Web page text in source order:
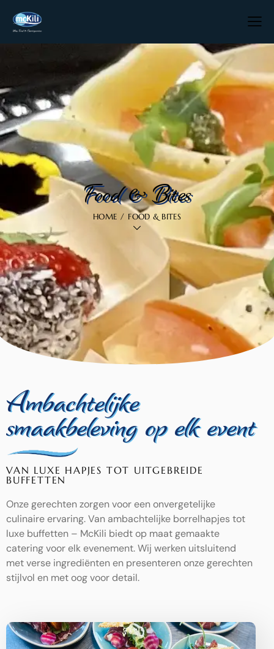
Food & Bites
HOME FOOD & BITES
Ambachtelijke
smaakbeleving op elk event
VAN LUXE HAPJES TOT UITGEBREIDE
BUFFETTEN
Onze gerechten zorgen voor een onvergetelijke
culinaire ervaring. Van ambachtelijke borrelhapjes tot
luxe buffetten – McKili biedt op maat gemaakte
catering voor elk evenement. Wij werken uitsluitend
met verse ingrediënten en presenteren onze gerechten
stijlvol en met oog voor detail.